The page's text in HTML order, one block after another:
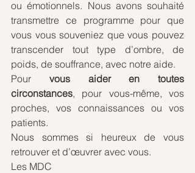
ou émotionnels. Nous avons souhaité
transmettre ce programme pour que
vous vous souveniez que vous pouvez
transcender tout type d’ombre, de
poids, de souffrance, avec notre aide.
Pour vous aider en toutes
circonstances, pour vous-même, vos
proches, vos connaissances ou vos
patients.
Nous sommes si heureux de vous
retrouver et d’œuvrer avec vous.
Les MDC